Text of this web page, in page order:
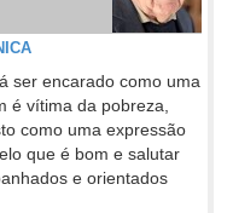
ser encarado como uma
é vítima da pobreza,
como uma expressão
que é bom e salutar
e orientados